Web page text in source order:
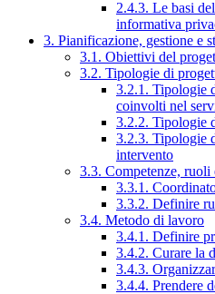
2.4.3. Le basi
informativa
3. Pianificazione, gestione e
3.1. Obiettivi del
3.2. Tipologie di
3.2.1. Tipologie
coinvolti nel
3.2.2. Tipologie
3.2.3. Tipologie
intervento
3.3. Competenze,
3.3.1.
3.3.2. Definire
3.4. Metodo di lavoro
3.4.1. Definire
3.4.2. Curare la
3.4.3.
3.4.4. Prendere